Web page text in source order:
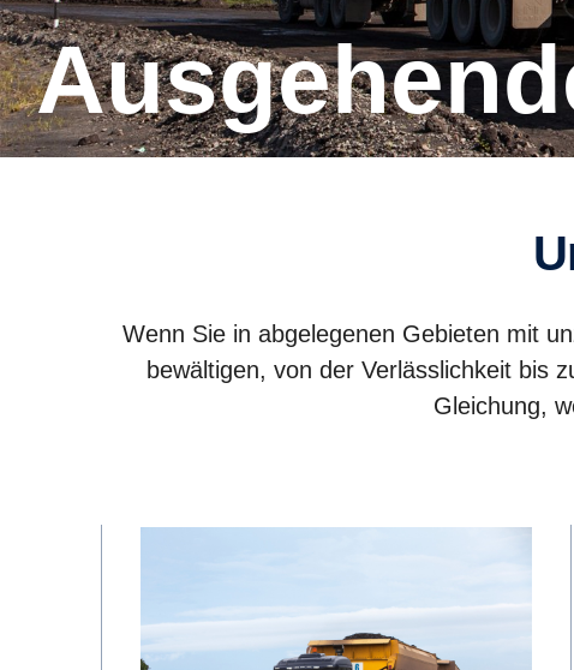
Wenn Sie in abgelegenen Gebieten mit
bewältigen, von der Verlässlichkeit bis
Gleichung,